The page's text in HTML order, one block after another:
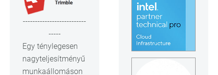
--------------------------
-----
Egy ténylegesen
nagyteljesítményű
munkaállomáson